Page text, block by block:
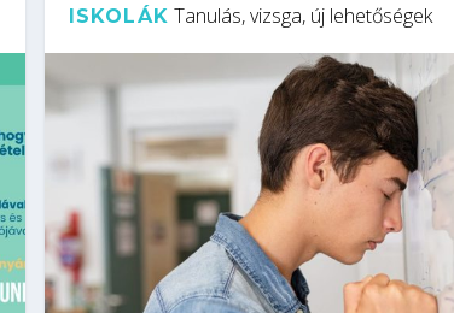
ISKOLÁK Tanulás, vizsga, új lehetőségek